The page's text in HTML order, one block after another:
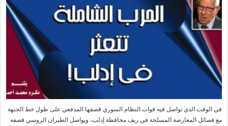
في الوقت الذي تواصل فيه قوات النظام السوري قصفها المدفعي على طول خط الجبهة
مع فصائل المعارضة المسلحة في ريف محافظة إدلب، ويواصل الطيران الروسي قصفه